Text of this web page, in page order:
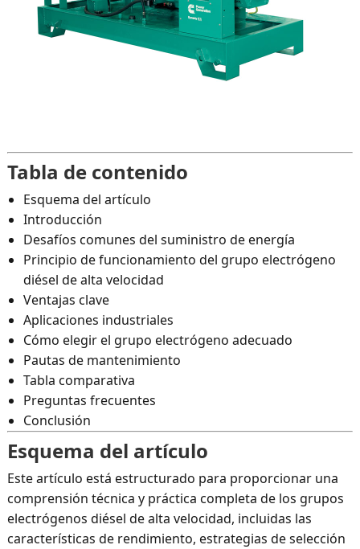
Tabla de contenido
Esquema del artículo
Introducción
Desafíos comunes del suministro de energía
Principio de funcionamiento del grupo electrógeno
diésel de alta velocidad
Ventajas clave
Aplicaciones industriales
Cómo elegir el grupo electrógeno adecuado
Pautas de mantenimiento
Tabla comparativa
Preguntas frecuentes
Conclusión
Esquema del artículo
Este artículo está estructurado para proporcionar una
comprensión técnica y práctica completa de los grupos
electrógenos diésel de alta velocidad, incluidas las
características de rendimiento, estrategias de selección